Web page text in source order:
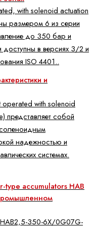
with solenoid actuation
размером 6 из серии
до 350 бар и
в версиях 3/2 и
ISO 4401..
и
with solenoid
представляет собой
надежностью и
системах.
type accumulators HAB
HAB2,5-350-6X/0G07G-